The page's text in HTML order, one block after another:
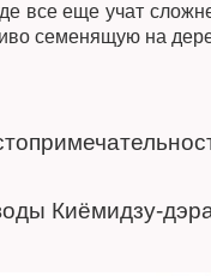
все еще учат
семенящую на
Киёмидзу-